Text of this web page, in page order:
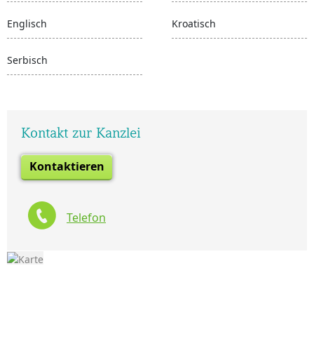
Englisch Kroatisch
Serbisch
Kontakt zur Kanzlei
Kontaktieren
Telefon